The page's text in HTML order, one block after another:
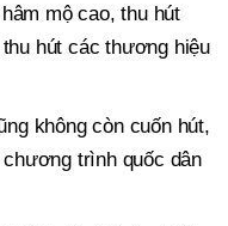
mộ cao, thu hút
hút các thương hiệu
không còn cuốn hút,
trình quốc dân